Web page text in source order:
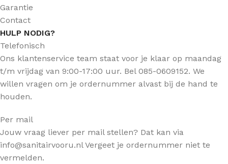
Garantie
Contact
HULP NODIG?
Telefonisch
Ons klantenservice team staat voor je klaar op maandag
t/m vrijdag van 9:00-17:00 uur. Bel 085-0609152. We
willen vragen om je ordernummer alvast bij de hand te
houden.
Per mail
Jouw vraag liever per mail stellen? Dat kan via
info@sanitairvooru.nl Vergeet je ordernummer niet te
vermelden.